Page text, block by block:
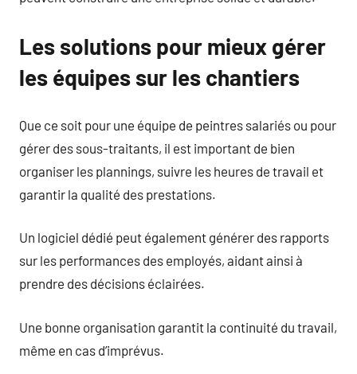
Les solutions pour mieux gérer
les équipes sur les chantiers
Que ce soit pour une équipe de peintres salariés ou pour
gérer des sous-traitants, il est important de bien
organiser les plannings, suivre les heures de travail et
garantir la qualité des prestations.
Un logiciel dédié peut également générer des rapports
sur les performances des employés, aidant ainsi à
prendre des décisions éclairées.
Une bonne organisation garantit la continuité du travail,
même en cas d’imprévus.